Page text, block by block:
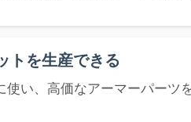
トを生産できる
い、高価なアーマーパーツ